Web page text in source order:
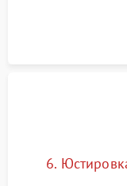
нанесение
и заполнение
6.